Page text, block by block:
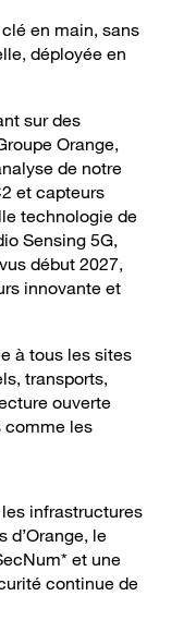
en main, sans
déployée en
sur des
Orange,
de notre
et capteurs
technologie de
Sensing 5G,
début 2027,
innovante et
à tous les sites
transports,
ouverte
comme les
infrastructures
le
et une
continue de